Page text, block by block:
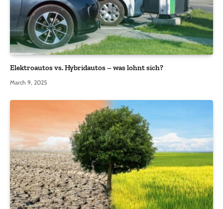
Elektroautos vs. Hybridautos – was lohnt sich?
March 9, 2025